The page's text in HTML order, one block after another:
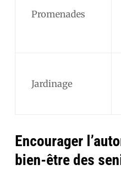
Promenades
Jardinage
Encourager
bien-être des